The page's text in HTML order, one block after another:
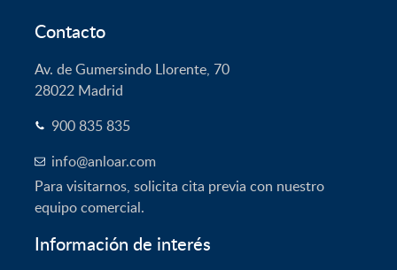
Contacto
Av. de Gumersindo Llorente, 70
28022 Madrid
900 835 835
info@anloar.com
Para visitarnos, solicita cita previa con nuestro
equipo comercial.
Información de interés